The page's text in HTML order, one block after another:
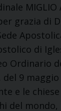
MIGLIO
grazia di
di
Ordinario
9
e le
del